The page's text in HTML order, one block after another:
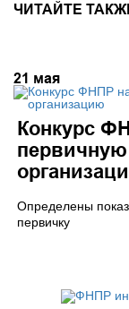
ЧИТАЙТЕ
21 мая
Конкурс
Определены
первичку